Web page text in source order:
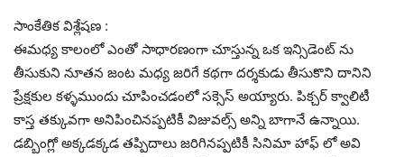
సాంకేతిక విశ్లేషణ :
ఈమధ్య కాలంలో ఎంతో సాధారణంగా చూస్తున్న ఒక ఇన్సిడెంట్ ను
తీసుకుని నూతన జంట మధ్య జరిగే కథగా దర్శకుడు తీసుకొని దానిని
ప్రేక్షకుల కళ్ళముందు చూపించడంలో సక్సెస్ అయ్యారు. పిక్చర్ క్వాలిటీ
కాస్త తక్కువగా అనిపించినప్పటికీ విజువల్స్ అన్ని బాగానే ఉన్నాయి.
డబ్బింగ్లో అక్కడక్కడ తప్పిదాలు జరిగినప్పటికీ సినిమా హాఫ్ లో అవి